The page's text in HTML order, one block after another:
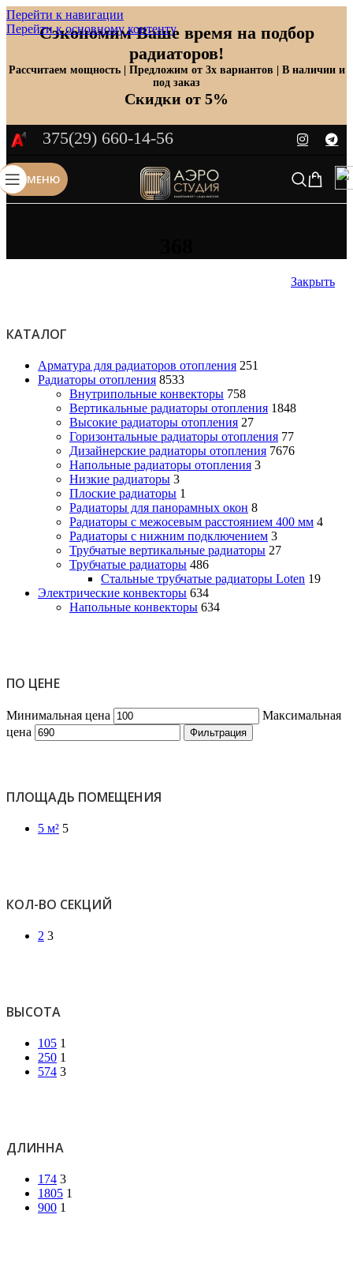
Перейти к навигации
Перейти к основному контенту
Сэкономим Ваше время на подбор
радиаторов!
Рассчитаем мощность | Предложим от 3х вариантов | В наличии и
под заказ
Скидки от 5%
375(29) 660-14-56
МЕНЮ
Закрыть
КАТАЛОГ
Арматура для радиаторов отопления 251
Радиаторы отопления 8533
Внутрипольные конвекторы 758
Вертикальные радиаторы отопления 1848
Высокие радиаторы отопления 27
Горизонтальные радиаторы отопления 77
Дизайнерские радиаторы отопления 7676
Напольные радиаторы отопления 3
Низкие радиаторы 3
Плоские радиаторы 1
Радиаторы для панорамных окон 8
Радиаторы с межосевым расстоянием 400 мм 4
Радиаторы с нижним подключением 3
Трубчатые вертикальные радиаторы 27
Трубчатые радиаторы 486
Cтальные трубчатые радиаторы Loten 19
Электрические конвекторы 634
Напольные конвекторы 634
ПО ЦЕНЕ
Минимальная цена
Максимальная
цена
Фильтрация
ПЛОЩАДЬ ПОМЕЩЕНИЯ
5 м² 5
КОЛ-ВО СЕКЦИЙ
2 3
ВЫСОТА
105 1
250 1
574 3
ДЛИННА
174 3
1805 1
900 1